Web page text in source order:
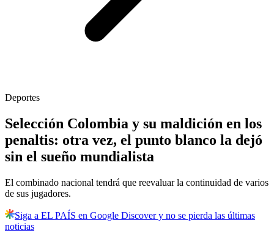
Deportes
Selección Colombia y su maldición en los
penaltis: otra vez, el punto blanco la dejó
sin el sueño mundialista
El combinado nacional tendrá que reevaluar la continuidad de varios
de sus jugadores.
Siga a EL PAÍS en Google Discover y no se pierda las últimas
noticias